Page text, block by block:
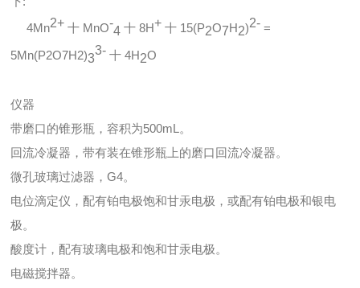
4Mn2+ 十 MnO-
4十 8H+ 十 15(P2O7H2)2- =
5Mn(P2O7H2)3
3- 十 4H2O
仪器
带磨口的锥形瓶，容积为500mL。
回流冷凝器，带有装在锥形瓶上的磨口回流冷凝器。
微孔玻璃过滤器，G4。
电位滴定仪，配有铂电极饱和甘汞电极，或配有铂电极和银电
极。
酸度计，配有玻璃电极和饱和甘汞电极。
电磁搅拌器。